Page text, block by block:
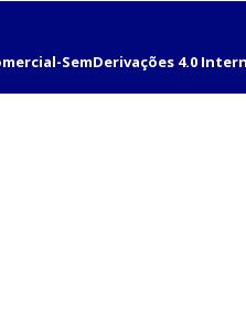
SemDerivações 4.0